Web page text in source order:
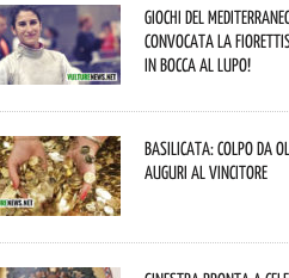
Giochi del
convocata la
In bocca al lupo!
Basilicata: colpo da
Auguri al vincitore